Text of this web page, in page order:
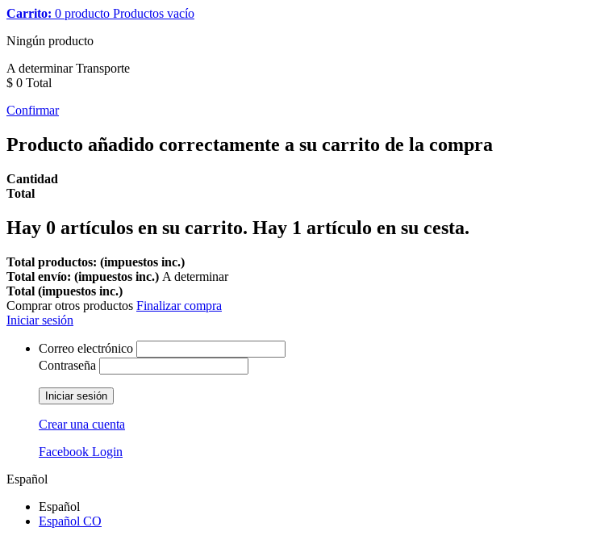
Carrito: 0 producto Productos vacío
Ningún producto
A determinarTransporte
$ 0 Total
Confirmar
Producto añadido correctamente a su carrito de la compra
Cantidad
Total
Hay 0 artículos en su carrito. Hay 1 artículo en su cesta.
Total productos: (impuestos inc.)
Total envío: (impuestos inc.) A determinar
Total (impuestos inc.)
Comprar otros productos Finalizar compra
Iniciar sesión
Correo electrónico
Contraseña
Iniciar sesión
Crear una cuenta
Facebook Login
Español
Español
Español CO